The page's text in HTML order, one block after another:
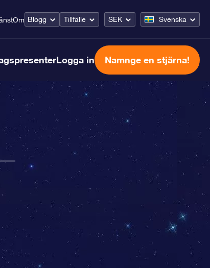
Om Blogg Tillfälle SEK Svenska
Logga in Namnge en stjärna!